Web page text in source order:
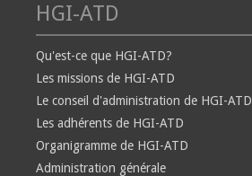
HGI-ATD
Qu'est-ce que HGI-ATD?
Les missions de HGI-ATD
Le conseil d'administration de HGI-ATD
Les adhérents de HGI-ATD
Organigramme de HGI-ATD
Administration générale